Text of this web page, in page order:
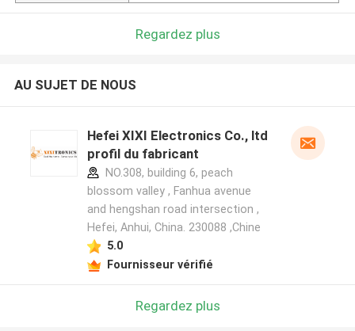
Regardez plus
AU SUJET DE NOUS
Hefei XIXI Electronics Co., ltd
profil du fabricant
NO.308, building 6, peach
blossom valley , Fanhua avenue
and hengshan road intersection ,
Hefei, Anhui, China. 230088 ,Chine
5.0
Fournisseur vérifié
Regardez plus